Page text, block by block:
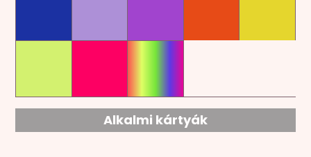
Alkalmi kártyák